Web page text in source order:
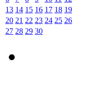
13 14 15 16 17 18 19
20 21 22 23 24 25 26
27 28 29 30